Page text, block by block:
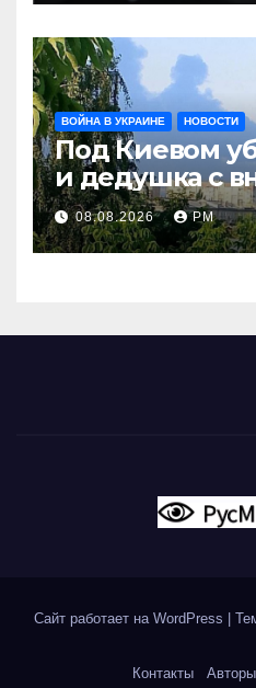
ВОЙНА В УКРАИНЕ НОВОСТИ
Под Киевом
и дедушка с
Поволжье и
вновь горят
08.08.2026 РМ
Сайт работает на WordPress
Контакты Авторы